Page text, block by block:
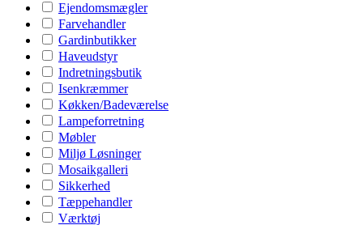
Ejendomsmægler
Farvehandler
Gardinbutikker
Haveudstyr
Indretningsbutik
Isenkræmmer
Køkken/Badeværelse
Lampeforretning
Møbler
Miljø Løsninger
Mosaikgalleri
Sikkerhed
Tæppehandler
Værktøj